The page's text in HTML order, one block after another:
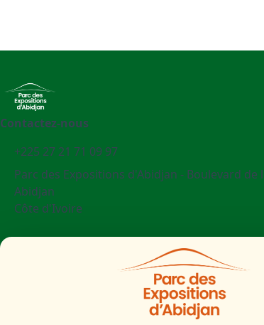
Contactez-nous
+225 27 21 71 09 97
Parc des Expositions d'Abidjan - Boulevard de
Abidjan
Côte d'Ivoire